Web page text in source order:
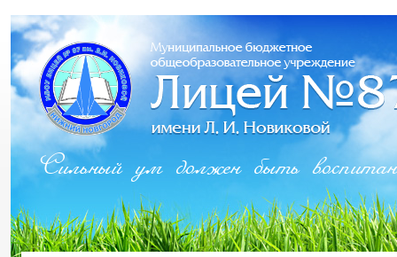
Сильный ум должен быть